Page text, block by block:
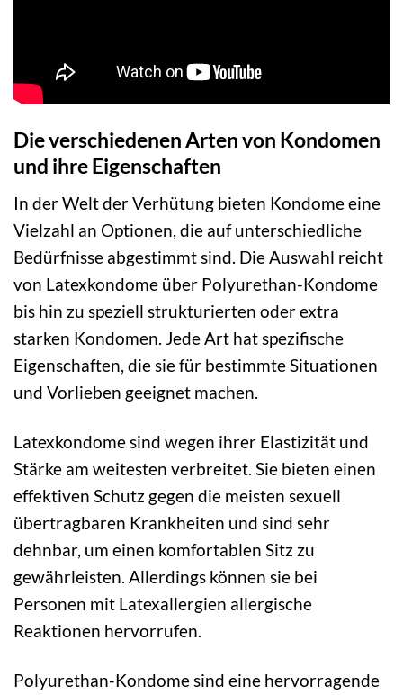
Die verschiedenen Arten von Kondomen
und ihre Eigenschaften
In der Welt der Verhütung bieten Kondome eine
Vielzahl an Optionen, die auf unterschiedliche
Bedürfnisse abgestimmt sind. Die Auswahl reicht
von Latexkondome über Polyurethan-Kondome
bis hin zu speziell strukturierten oder extra
starken Kondomen. Jede Art hat spezifische
Eigenschaften, die sie für bestimmte Situationen
und Vorlieben geeignet machen.
Latexkondome sind wegen ihrer Elastizität und
Stärke am weitesten verbreitet. Sie bieten einen
effektiven Schutz gegen die meisten sexuell
übertragbaren Krankheiten und sind sehr
dehnbar, um einen komfortablen Sitz zu
gewährleisten. Allerdings können sie bei
Personen mit Latexallergien allergische
Reaktionen hervorrufen.
Polyurethan-Kondome sind eine hervorragende